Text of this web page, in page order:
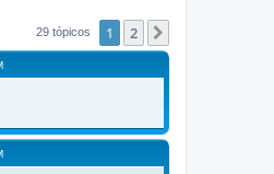
29 tópicos 1 2